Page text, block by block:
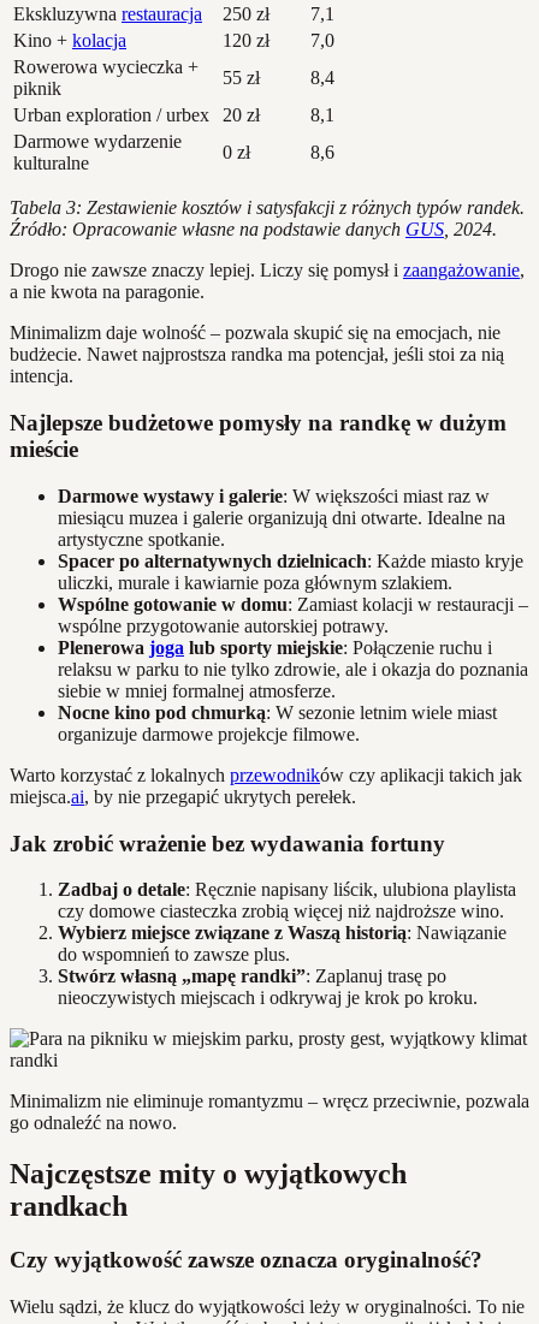
Ekskluzywna restauracja 250 zł
7,1
Kino + kolacja 120 zł
7,0
Rowerowa wycieczka +
piknik
55 zł
8,4
Urban exploration / urbex
20 zł
8,1
Darmowe wydarzenie
kulturalne
0 zł 8,6
Tabela 3: Zestawienie kosztów i satysfakcji z różnych typów randek.
Źródło: Opracowanie własne na podstawie danych GUS, 2024.
Drogo nie zawsze znaczy lepiej. Liczy się pomysł i zaangażowanie,
a nie kwota na paragonie.
Minimalizm daje wolność – pozwala skupić się na emocjach, nie
budżecie. Nawet najprostsza randka ma potencjał, jeśli stoi za nią
intencja.
Najlepsze budżetowe pomysły na randkę w dużym
mieście
Darmowe wystawy i galerie: W większości miast raz w
miesiącu muzea i galerie organizują dni otwarte. Idealne na
artystyczne spotkanie.
Spacer po alternatywnych dzielnicach: Każde miasto kryje
uliczki, murale i kawiarnie poza głównym szlakiem.
Wspólne gotowanie w domu: Zamiast kolacji w restauracji –
wspólne przygotowanie autorskiej potrawy.
Plenerowa joga lub sporty miejskie: Połączenie ruchu i
relaksu w parku to nie tylko zdrowie, ale i okazja do poznania
siebie w mniej formalnej atmosferze.
Nocne kino pod chmurką: W sezonie letnim wiele miast
organizuje darmowe projekcje filmowe.
Warto korzystać z lokalnych przewodników czy aplikacji takich jak
miejsca.ai, by nie przegapić ukrytych perełek.
Jak zrobić wrażenie bez wydawania fortuny
Zadbaj o detale: Ręcznie napisany liścik, ulubiona playlista
czy domowe ciasteczka zrobią więcej niż najdroższe wino.
Wybierz miejsce związane z Waszą historią: Nawiązanie
do wspomnień to zawsze plus.
Stwórz własną „mapę randki”: Zaplanuj trasę po
nieoczywistych miejscach i odkrywaj je krok po kroku.
Minimalizm nie eliminuje romantyzmu – wręcz przeciwnie, pozwala
go odnaleźć na nowo.
Najczęstsze mity o wyjątkowych
randkach
Czy wyjątkowość zawsze oznacza oryginalność?
Wielu sądzi, że klucz do wyjątkowości leży w oryginalności. To nie